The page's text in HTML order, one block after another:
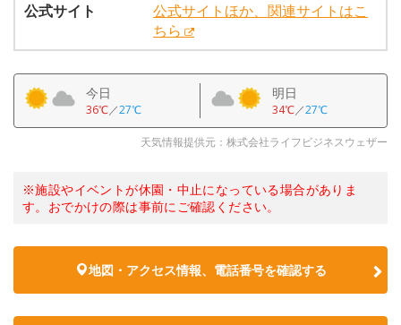
公式サイト
公式サイトほか、関連サイトはこ
ちら
今日
36℃／27℃
明日
34℃／27℃
天気情報提供元：株式会社ライフビジネスウェザー
※施設やイベントが休園・中止になっている場合がありま
す。おでかけの際は事前にご確認ください。
地図・アクセス情報、電話番号を確認する